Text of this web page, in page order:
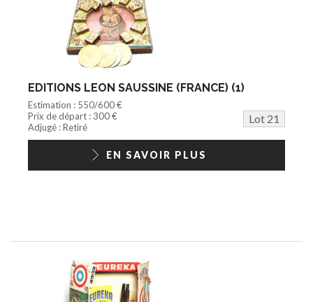
EDITIONS LEON SAUSSINE (FRANCE) (1)
Estimation : 550/600 €
Prix de départ : 300 €
Lot 21
Adjugé : Retiré
EN SAVOIR PLUS